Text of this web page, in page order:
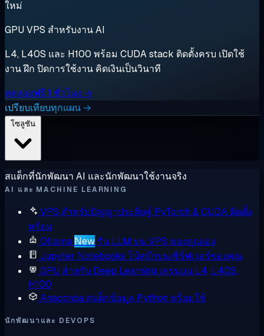
ใหม่
GPU VPS สำหรับงาน AI
L4, L40S และ H100 พร้อม CUDA stack ติดตั้งครบ เปิดใช้
งาน ฝึก ปิดการใช้งาน คิดเงินเป็นวินาที
ทดลองฟรี 1 ชั่วโมง →
เปรียบเทียบทุกแผน →
สแต็กที่นักพัฒนา AI และนักพัฒนาใช้งานจริง
AI และ MACHINE LEARNING
VPS สำหรับปัญญาประดิษฐ์ PyTorch & CUDA ติดตั้ง
พร้อม
Ollama New รัน LLM บน VPS ของคุณเอง
Jupyter Notebooks โน้ตบุ๊กบนเซิร์ฟเวอร์ของคุณ
GPU สำหรับ Deep Learning เทรนบน L4, L40S,
H100
Anaconda สแต็กข้อมูล Python พร้อมใช้
นักพัฒนาและ DEVOPS